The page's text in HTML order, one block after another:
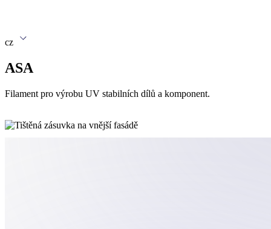
cz
ASA
Filament pro výrobu UV stabilních dílů a komponent.